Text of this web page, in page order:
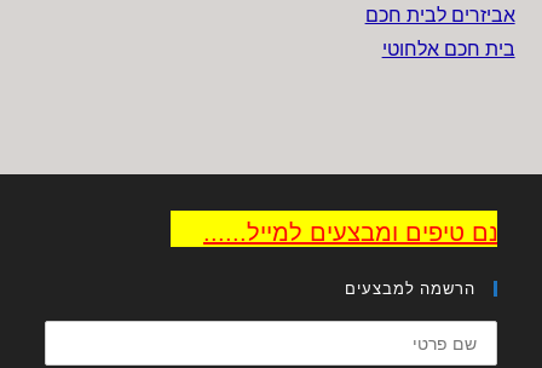
אביזרים לבית חכם
בית חכם אלחוטי
טיפים ומבצעים למייל......
הרשמה למבצעים